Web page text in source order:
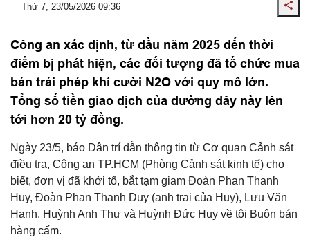
Thứ 7, 23/05/2026 09:36
Công an xác định, từ đầu năm 2025 đến thời
điểm bị phát hiện, các đối tượng đã tổ chức mua
bán trái phép khí cười N2O với quy mô lớn.
Tổng số tiền giao dịch của đường dây này lên
tới hơn 20 tỷ đồng.
Ngày 23/5, báo Dân trí dẫn thông tin từ Cơ quan Cảnh sát
điều tra, Công an TP.HCM (Phòng Cảnh sát kinh tế) cho
biết, đơn vị đã khởi tố, bắt tạm giam Đoàn Phan Thanh
Huy, Đoàn Phan Thanh Duy (anh trai của Huy), Lưu Văn
Hạnh, Huỳnh Anh Thư và Huỳnh Đức Huy về tội Buôn bán
hàng cấm.